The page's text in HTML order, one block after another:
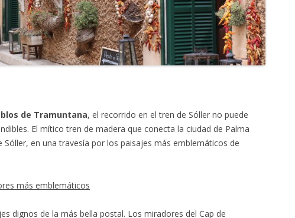
de Tramuntana, el recorrido en el tren de Sóller no puede
El mítico tren de madera que conecta la ciudad de Palma
en una travesía por los paisajes más emblemáticos de
más emblemáticos
dignos de la más bella postal. Los miradores del Cap de